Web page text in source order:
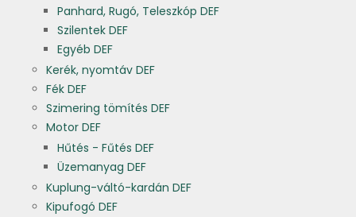
Panhard, Rugó, Teleszkóp DEF
Szilentek DEF
Egyéb DEF
Kerék, nyomtáv DEF
Fék DEF
Szimering tömítés DEF
Motor DEF
Hűtés - Fűtés DEF
Üzemanyag DEF
Kuplung-váltó-kardán DEF
Kipufogó DEF